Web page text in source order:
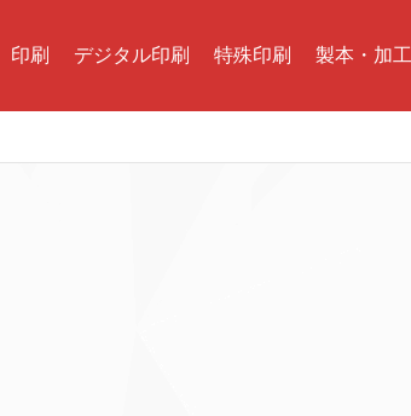
印刷 デジタル印刷 特殊印刷 製本・加工